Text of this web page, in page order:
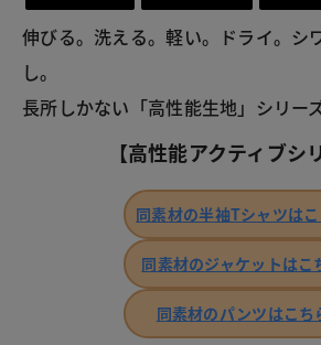
伸びる。洗える。軽い。ドライ。シ
し。
長所しかない「高性能生地」シリーズ
【高性能アクティブシ
同素材の半袖Tシャツは
同素材のジャケットはこ
同素材のパンツはこち